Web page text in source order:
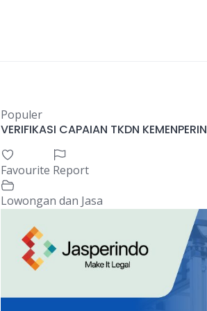
Populer
VERIFIKASI CAPAIAN TKDN KEMENPERIN
Favourite Report
Lowongan dan Jasa